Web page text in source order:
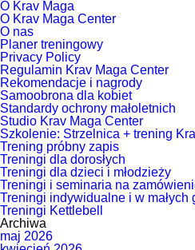
O Krav Maga
O Krav Maga Center
O nas
Planer treningowy
Privacy Policy
Regulamin Krav Maga Center
Rekomendacje i nagrody
Samoobrona dla kobiet
Standardy ochrony małoletnich
Studio Krav Maga Center
Szkolenie: Strzelnica + trening
Trening próbny zapis
Treningi dla dorosłych
Treningi dla dzieci i młodzieży
Treningi i seminaria na
Treningi indywidualne i w małych
Treningi Kettlebell
Archiwa
maj 2026